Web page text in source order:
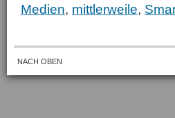
Medien, mittlerweile,
NACH OBEN